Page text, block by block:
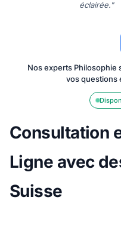
éclairée."
Nos experts Philosophie
vos questions
Consultation
Ligne avec
Suisse